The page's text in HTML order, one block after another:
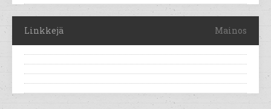
Linkkejä Mainos